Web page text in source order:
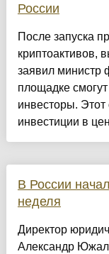
России
После запуска
криптоактивов,
заявил министр
площадке
инвесторы. Этот
инвестиции в
В России
неделя
Директор
Александр